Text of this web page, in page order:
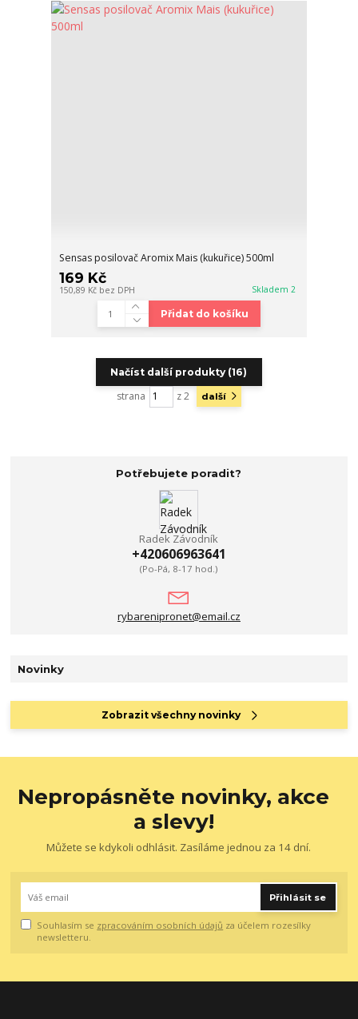
Sensas posilovač Aromix Mais (kukuřice) 500ml
169 Kč
150,89 Kč bez DPH Skladem 2
Přidat do košíku
Načíst další produkty (16)
strana z 2 další
Potřebujete poradit?
Radek Závodník
+420606963641
(Po-Pá, 8-17 hod.)
rybarenipronet@email.cz
Novinky
Zobrazit všechny novinky
Nepropásněte novinky, akce
a slevy!
Můžete se kdykoli odhlásit. Zasíláme jednou za 14 dní.
Přihlásit se
Souhlasím se zpracováním osobních údajů za účelem rozesílky
newsletteru.